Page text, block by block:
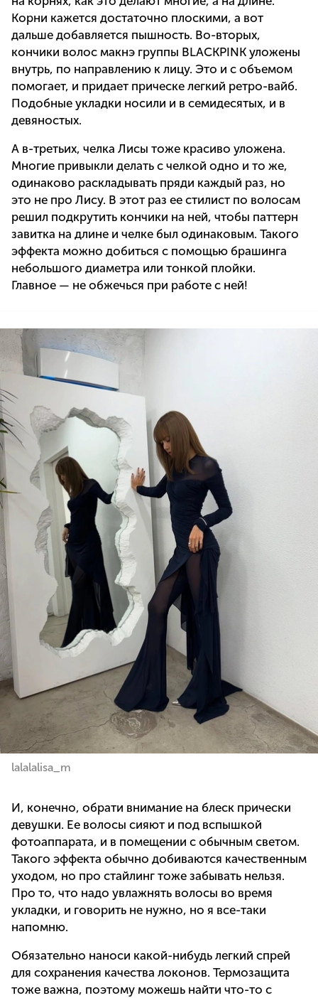
Корни кажется достаточно плоскими, а вот
дальше добавляется пышность. Во-вторых,
кончики волос макнэ группы BLACKPINK уложены
внутрь, по направлению к лицу. Это и с объемом
помогает, и придает прическе легкий ретро-вайб.
Подобные укладки носили и в семидесятых, и в
девяностых.
А в-третьих, челка Лисы тоже красиво уложена.
Многие привыкли делать с челкой одно и то же,
одинаково раскладывать пряди каждый раз, но
это не про Лису. В этот раз ее стилист по волосам
решил подкрутить кончики на ней, чтобы паттерн
завитка на длине и челке был одинаковым. Такого
эффекта можно добиться с помощью брашинга
небольшого диаметра или тонкой плойки.
Главное — не обжечься при работе с ней!
lalalalisa_m
И, конечно, обрати внимание на блеск прически
девушки. Ее волосы сияют и под вспышкой
фотоаппарата, и в помещении с обычным светом.
Такого эффекта обычно добиваются качественным
уходом, но про стайлинг тоже забывать нельзя.
Про то, что надо увлажнять волосы во время
укладки, и говорить не нужно, но я все-таки
напомню.
Обязательно наноси какой-нибудь легкий спрей
для сохранения качества локонов. Термозащита
тоже важна, поэтому можешь найти что-то с